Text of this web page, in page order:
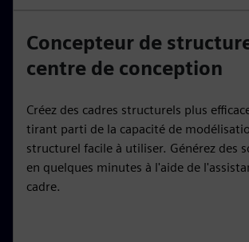
Concepteur de
centre de conception
Créez des cadres structurels plus
tirant parti de la capacité de
structurel facile à utiliser. Générez des
en quelques minutes à l'aide de
cadre.